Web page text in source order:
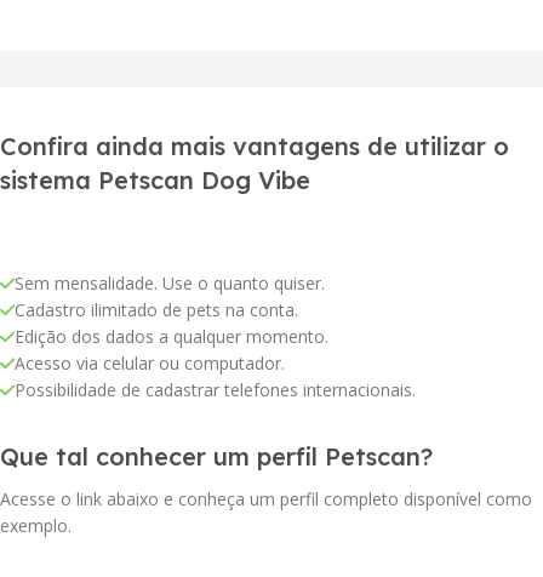
Confira ainda mais vantagens de utilizar o
sistema Petscan Dog Vibe
Sem mensalidade. Use o quanto quiser.
Cadastro ilimitado de pets na conta.
Edição dos dados a qualquer momento.
Acesso via celular ou computador.
Possibilidade de cadastrar telefones internacionais.
Que tal conhecer um perfil Petscan?
Acesse o link abaixo e conheça um perfil completo disponível como
exemplo.